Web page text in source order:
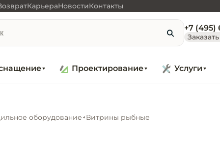
КарьераНовостиКонтакты
+7 (495)
Проектирование Услуги
оборудование Витрины рыбные